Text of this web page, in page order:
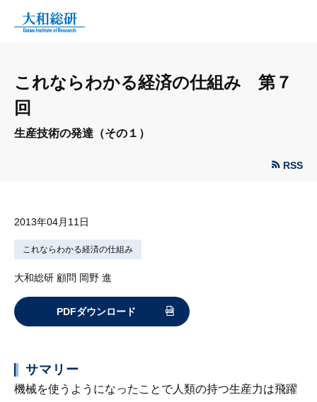
これならわかる経済の仕組み 第７
回
生産技術の発達（その１）
RSS
2013年04月11日
これならわかる経済の仕組み
大和総研 顧問 岡野 進
PDFダウンロード
サマリー
機械を使うようになったことで人類の持つ生産力は飛躍